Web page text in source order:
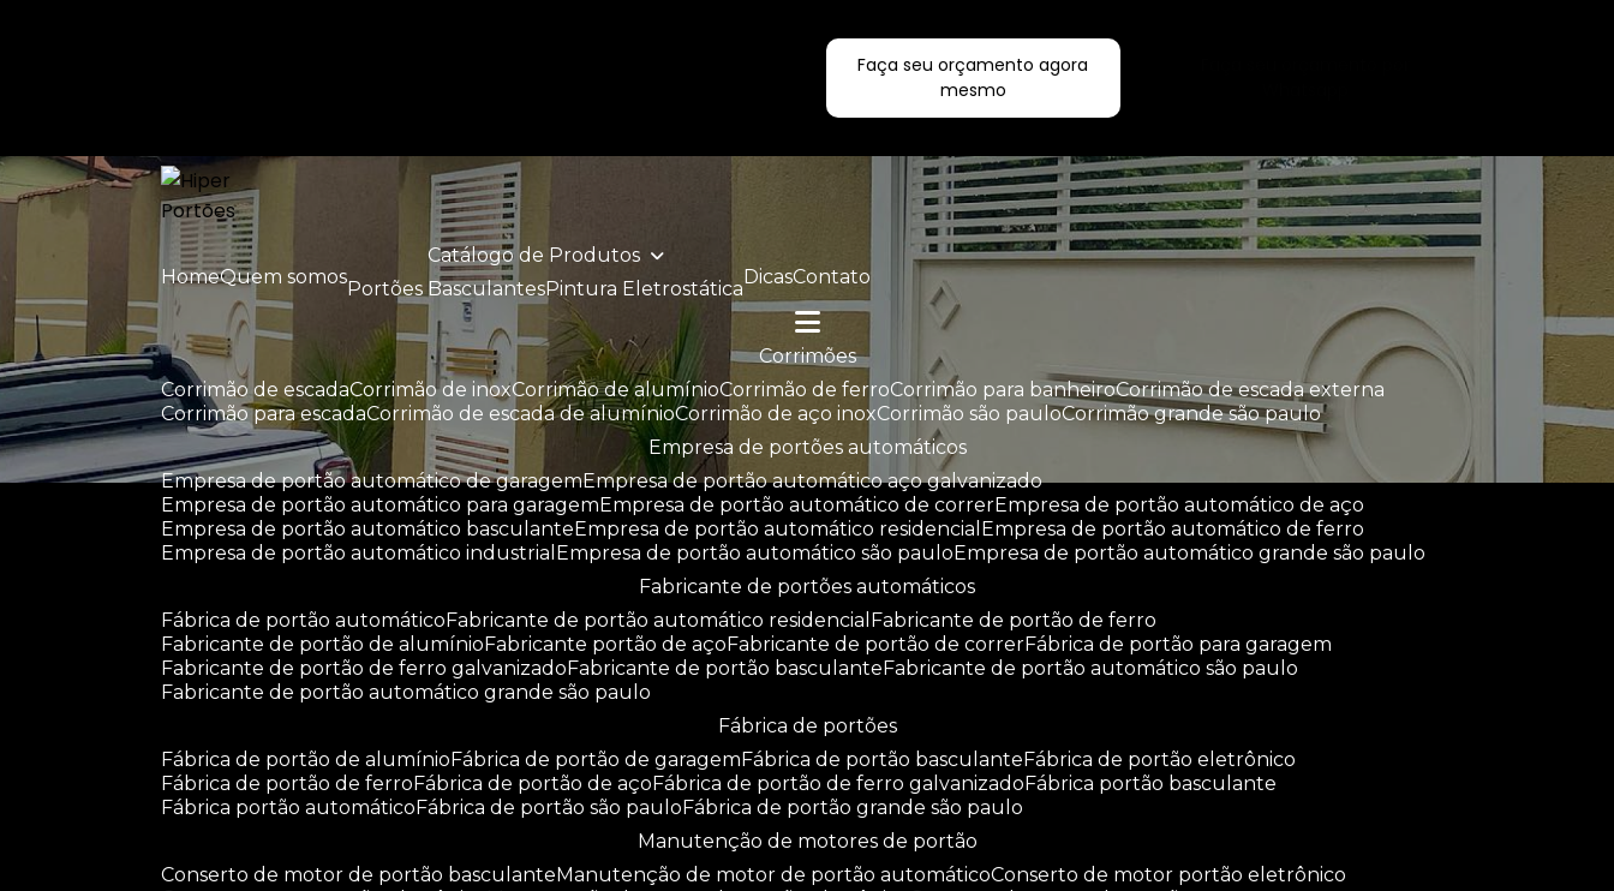
Faça seu orçamento agora
mesmo
Home Quem somos
Catálogo de Produtos
Portões Basculantes
Pintura Eletrostática
Dicas Contato
corrimões
corrimão de escada corrimão de inox corrimão de alumínio corrimão de ferro corrimão para banheiro corrimão de escada externa
corrimão para escada corrimão de escada de alumínio corrimão de aço inox corrimão são paulo corrimão grande são paulo
empresa de portões automáticos
empresa de portão automático de garagem empresa de portão automático aço galvanizado
empresa de portão automático para garagem
empresa de portão automático de correr
empresa de portão automático de aço
empresa de portão automático basculante
empresa de portão automático residencial
empresa de portão automático de ferro
empresa de portão automático industrial
empresa de portão automático são paulo
empresa de portão automático grande são paulo
fabricante de portões automáticos
fábrica de portão automático
fabricante de portão automático residencial
fabricante de portão de ferro
fabricante de portão de alumínio
fabricante portão de aço fabricante de portão de correr fábrica de portão para garagem
fabricante de portão de ferro galvanizado
fabricante de portão basculante
fabricante de portão automático são paulo
fabricante de portão automático grande são paulo
fábrica de portões
fábrica de portão de alumínio
fábrica de portão de garagem fábrica de portão basculante
fábrica de portão eletrônico
fábrica de portão de ferro
fábrica de portão de aço fábrica de portão de ferro galvanizado
fábrica portão basculante
fábrica portão automático
fábrica de portão são paulo
fábrica de portão grande são paulo
manutenção de motores de portão
conserto de motor de portão basculante
manutenção de motor de portão automático conserto de motor portão eletrônico